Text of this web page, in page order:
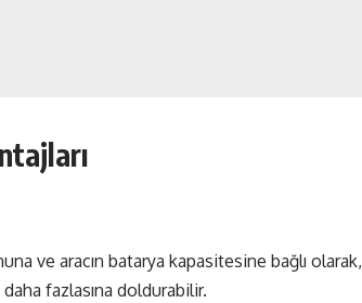
ve aracın batarya kapasitesine bağlı olarak,
fazlasına doldurabilir.